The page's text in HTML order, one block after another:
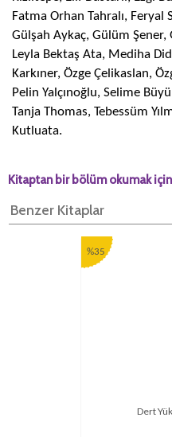
Fatma Orhan Tahralı, Feryal
Gülşah Aykaç, Gülüm
Leyla Bektaş Ata, Mediha
Karkıner, Özge Çelikaslan,
Pelin Yalçınoğlu, Selime
Tanja Thomas, Tebessüm
Kutluata.
Kitaptan bir bölüm okumak için
Benzer Kitaplar
%35
Dert